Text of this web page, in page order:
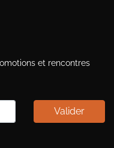
et rencontres
Valider